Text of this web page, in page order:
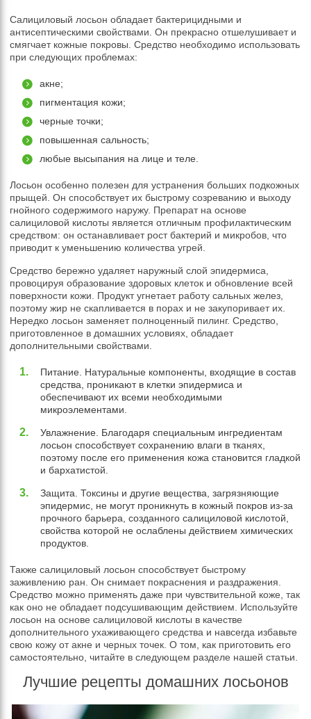
Салициловый лосьон обладает бактерицидными и
антисептическими свойствами. Он прекрасно отшелушивает и
смягчает кожные покровы. Средство необходимо использовать
при следующих проблемах:
акне;
пигментация кожи;
черные точки;
повышенная сальность;
любые высыпания на лице и теле.
Лосьон особенно полезен для устранения больших подкожных
прыщей. Он способствует их быстрому созреванию и выходу
гнойного содержимого наружу. Препарат на основе
салициловой кислоты является отличным профилактическим
средством: он останавливает рост бактерий и микробов, что
приводит к уменьшению количества угрей.
Средство бережно удаляет наружный слой эпидермиса,
провоцируя образование здоровых клеток и обновление всей
поверхности кожи. Продукт угнетает работу сальных желез,
поэтому жир не скапливается в порах и не закупоривает их.
Нередко лосьон заменяет полноценный пилинг. Средство,
приготовленное в домашних условиях, обладает
дополнительными свойствами.
Питание. Натуральные компоненты, входящие в состав
средства, проникают в клетки эпидермиса и
обеспечивают их всеми необходимыми
микроэлементами.
Увлажнение. Благодаря специальным ингредиентам
лосьон способствует сохранению влаги в тканях,
поэтому после его применения кожа становится гладкой
и бархатистой.
Защита. Токсины и другие вещества, загрязняющие
эпидермис, не могут проникнуть в кожный покров из-за
прочного барьера, созданного салициловой кислотой,
свойства которой не ослаблены действием химических
продуктов.
Также салициловый лосьон способствует быстрому
заживлению ран. Он снимает покраснения и раздражения.
Средство можно применять даже при чувствительной коже, так
как оно не обладает подсушивающим действием. Используйте
лосьон на основе салициловой кислоты в качестве
дополнительного ухаживающего средства и навсегда избавьте
свою кожу от акне и черных точек. О том, как приготовить его
самостоятельно, читайте в следующем разделе нашей статьи.
Лучшие рецепты домашних лосьонов